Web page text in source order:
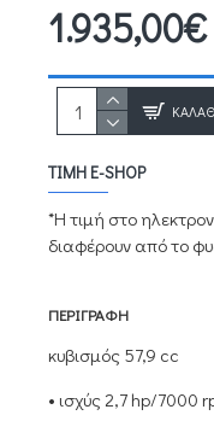
ΤΙΜΉ E-SHOP
*Η τιμή στο
διαφέρουν από το
ΠΕΡΙΓΡΑΦΉ
κυβισμός 57,9 cc
• ισχύς 2,7 hp/7000
1.935,00€